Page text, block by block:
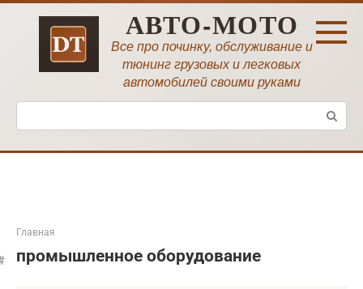
Перейти
АВТО-МОТО
Все про починку, обслуживание и
тюнинг грузовых и легковых
автомобилей своими руками
Поиск:
Главная
промышленное оборудование